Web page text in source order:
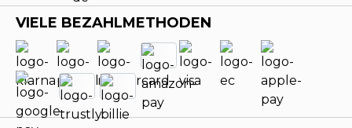
VIELE BEZAHLMETHODEN